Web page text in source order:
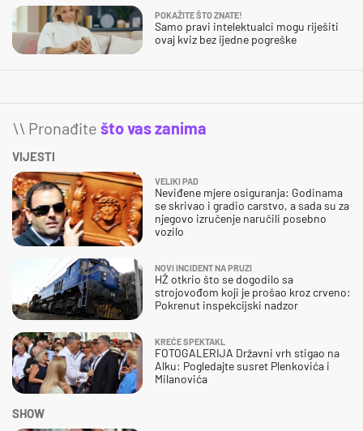
POKAŽITE ŠTO ZNATE!
Samo pravi intelektualci mogu riješiti
ovaj kviz bez ijedne pogreške
\\ Pronađite što vas zanima
VIJESTI
VELIKI PAD
Neviđene mjere osiguranja: Godinama
se skrivao i gradio carstvo, a sada su za
njegovo izručenje naručili posebno
vozilo
NOVI INCIDENT NA PRUZI
HŽ otkrio što se dogodilo sa
strojovođom koji je prošao kroz crveno:
Pokrenut inspekcijski nadzor
KREĆE SPEKTAKL
FOTOGALERIJA Državni vrh stigao na
Alku: Pogledajte susret Plenkovića i
Milanovića
SHOW